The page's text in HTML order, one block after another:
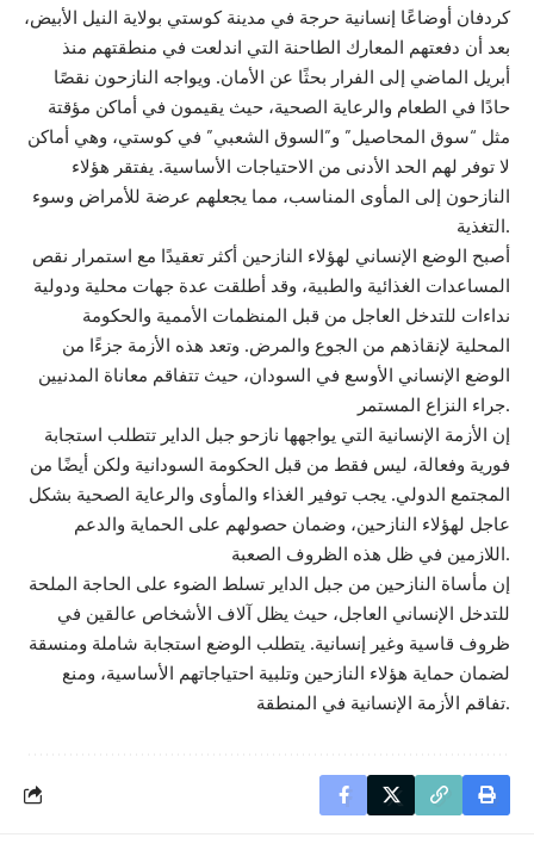
كردفان أوضاعًا إنسانية حرجة في مدينة كوستي بولاية النيل الأبيض،
بعد أن دفعتهم المعارك الطاحنة التي اندلعت في منطقتهم منذ
أبريل الماضي إلى الفرار بحثًا عن الأمان. ويواجه النازحون نقصًا
حادًا في الطعام والرعاية الصحية، حيث يقيمون في أماكن مؤقتة
مثل “سوق المحاصيل” و”السوق الشعبي” في كوستي، وهي أماكن
لا توفر لهم الحد الأدنى من الاحتياجات الأساسية. يفتقر هؤلاء
النازحون إلى المأوى المناسب، مما يجعلهم عرضة للأمراض وسوء
التغذية.
أصبح الوضع الإنساني لهؤلاء النازحين أكثر تعقيدًا مع استمرار نقص
المساعدات الغذائية والطبية، وقد أطلقت عدة جهات محلية ودولية
نداءات للتدخل العاجل من قبل المنظمات الأممية والحكومة
المحلية لإنقاذهم من الجوع والمرض. وتعد هذه الأزمة جزءًا من
الوضع الإنساني الأوسع في السودان، حيث تتفاقم معاناة المدنيين
جراء النزاع المستمر.
إن الأزمة الإنسانية التي يواجهها نازحو جبل الداير تتطلب استجابة
فورية وفعالة، ليس فقط من قبل الحكومة السودانية ولكن أيضًا من
المجتمع الدولي. يجب توفير الغذاء والمأوى والرعاية الصحية بشكل
عاجل لهؤلاء النازحين، وضمان حصولهم على الحماية والدعم
اللازمين في ظل هذه الظروف الصعبة.
إن مأساة النازحين من جبل الداير تسلط الضوء على الحاجة الملحة
للتدخل الإنساني العاجل، حيث يظل آلاف الأشخاص عالقين في
ظروف قاسية وغير إنسانية. يتطلب الوضع استجابة شاملة ومنسقة
لضمان حماية هؤلاء النازحين وتلبية احتياجاتهم الأساسية، ومنع
تفاقم الأزمة الإنسانية في المنطقة.